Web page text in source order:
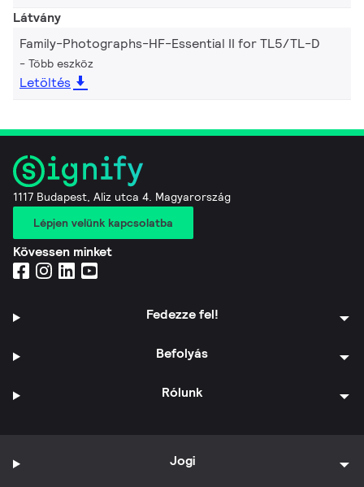
Látvány
Family-Photographs-HF-Essential II for TL5/TL-D
Több eszköz
Letöltés
1117 Budapest, Aliz utca 4. Magyarország
Lépjen velünk kapcsolatba
Kövessen minket
Fedezze fel!
Befolyás
Rólunk
Jogi